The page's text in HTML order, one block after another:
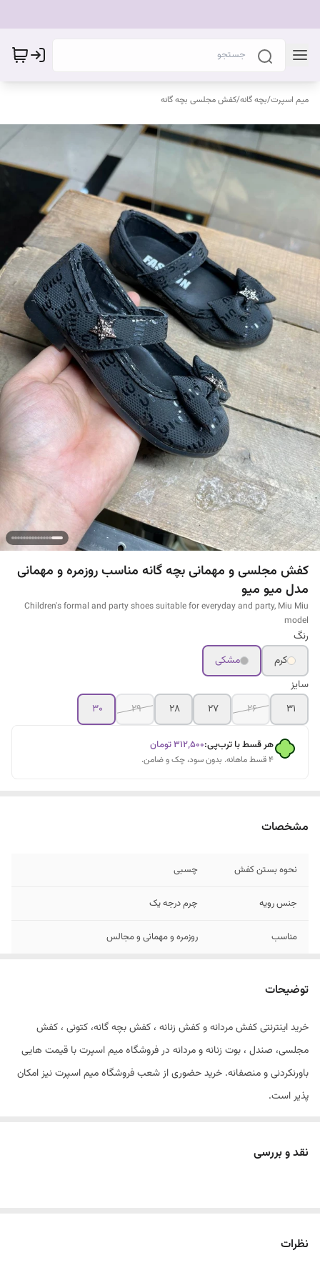
میم اسپرت/بچه گانه/کفش مجلسی بچه گانه
کفش مجلسی و مهمانی بچه گانه مناسب روزمره و مهمانی
مدل میو میو
Children's formal and party shoes suitable for everyday and party, Miu Miu
model
رنگ
کرم
مشکی
سایز
۳۱
۲۶ ۲۷ ۲۸ ۲۹ ۳۰
هر قسط با ترب‌پی:۳۱۲٬۵۰۰تومان
۴ قسط ماهانه. بدون سود، چک و ضامن.
مشخصات
نحوه بستن کفش چسبی
جنس رویه چرم درجه یک
مناسب روزمره و مهمانی و مجالس
توضیحات
خرید اینترنتی کفش مردانه و کفش زنانه ، کفش بچه گانه، کتونی ، کفش
مجلسی، صندل ، بوت زنانه و مردانه در فروشگاه میم اسپرت با قیمت هایی
باورنکردنی و منصفانه. خرید حضوری از شعب فروشگاه میم اسپرت نیز امکان
پذیر است.
نقد و بررسی
نظرات